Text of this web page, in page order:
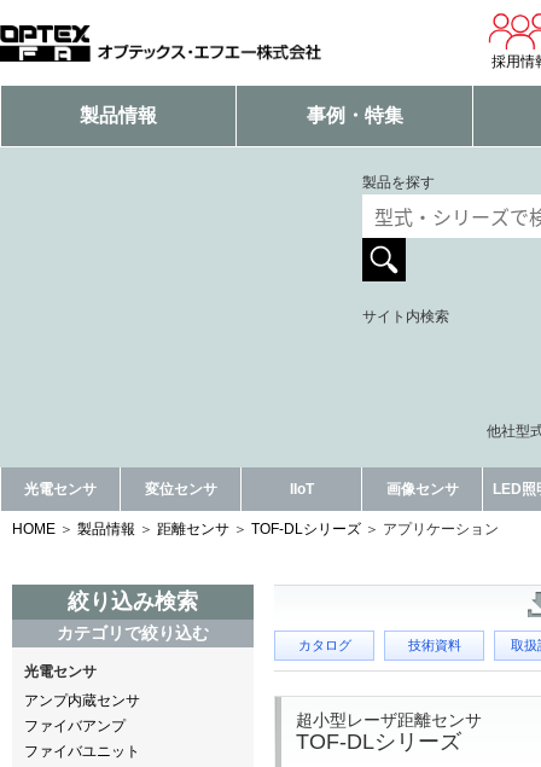
採用情
製品情報 事例・特集
製品を探す
サイト内検索
他社型
光電センサ 変位センサ IIoT 画像センサ LED照
HOME 製品情報 距離センサ TOF-DLシリーズ アプリケーション
絞り込み検索
カテゴリで絞り込む
光電センサ
アンプ内蔵センサ
ファイバアンプ
ファイバユニット
カタログ 技術資料 取扱
超小型レーザ距離センサ
TOF-DLシリーズ